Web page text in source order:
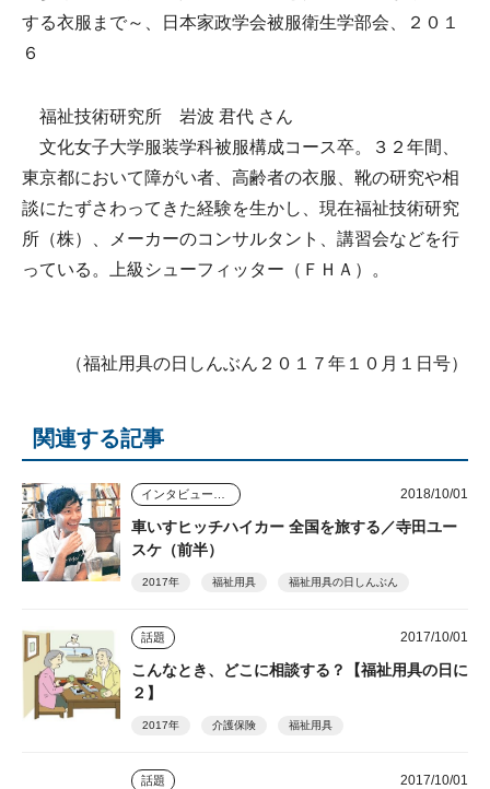
する衣服まで～、日本家政学会被服衛生学部会、２０１
６
福祉技術研究所 岩波 君代 さん
文化女子大学服装学科被服構成コース卒。３２年間、
東京都において障がい者、高齢者の衣服、靴の研究や相
談にたずさわってきた経験を生かし、現在福祉技術研究
所（株）、メーカーのコンサルタント、講習会などを行
っている。上級シューフィッター（ＦＨＡ）。
（福祉用具の日しんぶん２０１７年１０月１日号）
関連する記事
2018/10/01
車いすヒッチハイカー 全国を旅する／寺田ユー
スケ（前半）
2017年 福祉用具 福祉用具の日しんぶん
話題 2017/10/01
こんなとき、どこに相談する？【福祉用具の日に
２】
2017年 介護保険 福祉用具
話題 2017/10/01